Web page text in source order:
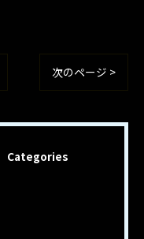
次のページ >
Categories